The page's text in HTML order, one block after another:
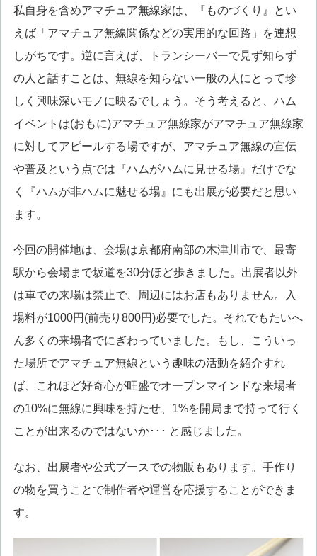
私自身を含めアマチュア無線家は、『ものづくり』とい
えば「アマチュア無線関係などの実用的な回路」を連想
しがちです。逆に言えば、トランシーバーで見ず知らず
の人と話すことは、無線を知らない一般の人にとって珍
しく興味深いモノに映るでしょう。そう考えると、ハム
イベントは(おもに)アマチュア無線家がアマチュア無線家
に対してアピールする場ですが、アマチュア無線の宣伝
や普及という点では『ハムがハムに見せる場』だけでな
く『ハムが非ハムに魅せる場』にも出展が必要だと思い
ます。
今回の開催地は、会場は京都府南部の木津川市で、最寄
駅から会場まで坂道を30分ほど歩きました。出展者以外
は車での来場は禁止で、周辺にはお店もありません。入
場料が1000円(前売り800円)必要でした。それでもたいへ
ん多くの来場者でにぎわっていました。もし、こういっ
た場所でアマチュア無線という趣味の活動を紹介すれ
ば、これほど好奇心が旺盛でオープンマインドな来場者
の10%に無線に興味を持たせ、1%を開局まで持って行く
ことが出来るのではないか･･･ と感じました。
なお、出展者や公式ブースでの物販もあります。手作り
の物を買うことで制作者や運営を応援することができま
す。